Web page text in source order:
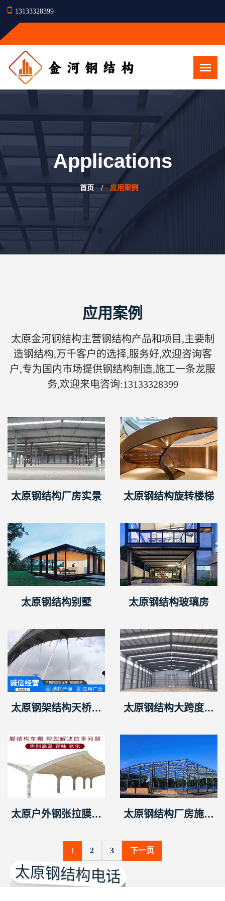
13133328399
Applications
首页 应用案例
应用案例
太原金河钢结构主营钢结构产品和项目,主要制
造钢结构,万千客户的选择,服务好,欢迎咨询客
户,专为国内市场提供钢结构制造,施工一条龙服
务,欢迎来电咨询:13133328399
太原钢结构厂房实景 太原钢结构旋转楼梯
太原钢结构别墅 太原钢结构玻璃房
太原钢架结构天桥连
太原钢结构大跨度钢
太原户外钢张拉膜结
太原钢结构厂房施工
1 2 3 下一页
太原钢结构电话